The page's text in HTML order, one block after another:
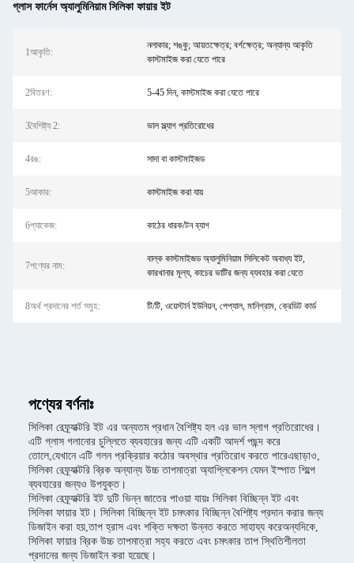
গ্লাস ফার্নেস অ্যালুমিনিয়াম সিলিকা ফায়ার ইট
1আকৃতি:
নলাকার; শঙ্কু; আয়তক্ষেত্র; বর্গক্ষেত্র; অন্যান্য আকৃতি
কাস্টমাইজ করা যেতে পারে
2বিতরণ: 5-45 দিন, কাস্টমাইজ করা যেতে পারে
3বৈশিষ্ট্য 2: ভাল স্ল্যাগ প্রতিরোধের
4রঙ: সাদা বা কাস্টমাইজড
5আকার: কাস্টমাইজ করা যায়
6প্যাকেজ: কাঠের ধারক/টন ব্যাগ
7পণ্যের নাম:
বাল্ক কাস্টমাইজড অ্যালুমিনিয়াম সিলিকেট অবাধ্য ইট,
কারখানার মূল্য, কাচের ভাটির জন্য ব্যবহার করা যেতে
8অর্থ প্রদানের শর্ত সমুহ: টি/টি, ওয়েস্টার্ন ইউনিয়ন, পেপ্যাল, মানিগ্রাম, ক্রেডিট কার্ড
পণ্যের বর্ণনাঃ
সিলিকা রেফ্র্যাক্টরি ইট এর অন্যতম প্রধান বৈশিষ্ট্য হল এর ভাল স্লাগ প্রতিরোধের।
এটি গ্লাস গলানোর চুল্লিতে ব্যবহারের জন্য এটি একটি আদর্শ পছন্দ করে
তোলে,যেখানে এটি গলন প্রক্রিয়ার কঠোর অবস্থার প্রতিরোধ করতে পারেএছাড়াও,
সিলিকা রেফ্র্যাক্টরি ব্রিক অন্যান্য উচ্চ তাপমাত্রা অ্যাপ্লিকেশন যেমন ইস্পাত শিল্পে
ব্যবহারের জন্যও উপযুক্ত।
সিলিকা রেফ্র্যাক্টরি ইট দুটি ভিন্ন জাতের পাওয়া যায়ঃ সিলিকা বিচ্ছিন্ন ইট এবং
সিলিকা ফায়ার ইট। সিলিকা বিচ্ছিন্ন ইট চমৎকার বিচ্ছিন্ন বৈশিষ্ট্য প্রদান করার জন্য
ডিজাইন করা হয়,তাপ হ্রাস এবং শক্তি দক্ষতা উন্নত করতে সাহায্য করেঅন্যদিকে,
সিলিকা ফায়ার ব্রিক উচ্চ তাপমাত্রা সহ্য করতে এবং চমৎকার তাপ স্থিতিশীলতা
প্রদানের জন্য ডিজাইন করা হয়েছে।